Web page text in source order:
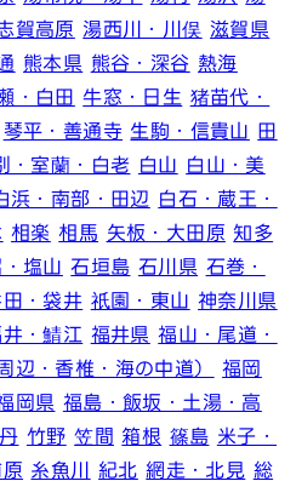
賀高原 湯西川・川俣 滋賀県
熊本県 熊谷・深谷 熱海
・白田 牛窓・日生 猪苗代・
琴平・善通寺 生駒・信貴山 田
・室蘭・白老 白山 白山・美
浜・南部・田辺 白石・蔵王・
相楽 相馬 矢板・大田原 知多
塩山 石垣島 石川県 石巻・
・袋井 祇園・東山 神奈川県
・鯖江 福井県 福山・尾道・
辺・香椎・海の中道）
福岡
岡県 福島・飯坂・土湯・高
竹野 笠間 箱根 篠島 米子・
糸魚川 紀北 網走・北見 総